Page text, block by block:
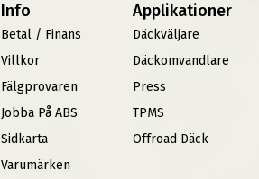
Info
Betal / Finans
Villkor
Fälgprovaren
Jobba På ABS
Sidkarta
Varumärken
Applikationer
Däckväljare
Däckomvandlare
Press
TPMS
Offroad Däck